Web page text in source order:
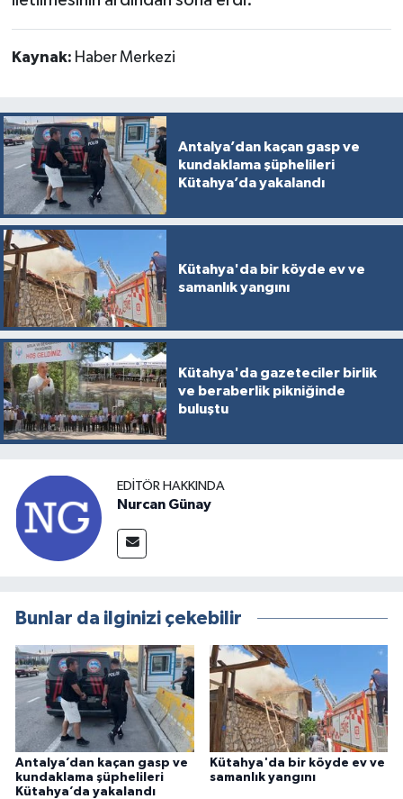
Kaynak: Haber Merkezi
Antalya’dan kaçan gasp ve
kundaklama şüphelileri
Kütahya’da yakalandı
Kütahya'da bir köyde ev ve
samanlık yangını
Kütahya'da gazeteciler birlik
ve beraberlik pikniğinde
buluştu
EDITÖR HAKKINDA
Nurcan Günay
Bunlar da ilginizi çekebilir
Antalya’dan kaçan gasp ve
kundaklama şüphelileri
Kütahya’da yakalandı
Kütahya'da bir köyde ev ve
samanlık yangını